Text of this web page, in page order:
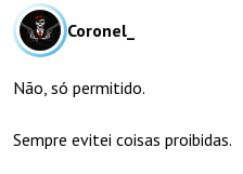
Coronel_
Não, só permitido.
Sempre evitei coisas proibidas.